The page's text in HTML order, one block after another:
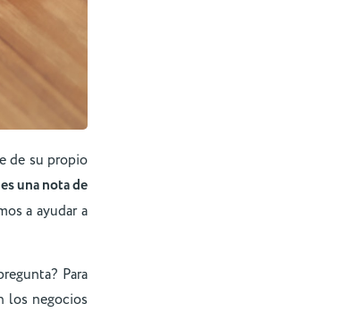
de su propio
una nota de
a ayudar a
Para
los negocios